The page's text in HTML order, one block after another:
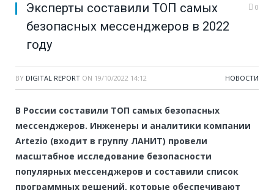
Эксперты составили ТОП самых
безопасных мессенджеров в 2022
году
0
BY DIGITAL REPORT ON 19/10/2022 14:12 НОВОСТИ
В России составили ТОП самых безопасных
мессенджеров. Инженеры и аналитики компании
Artezio (входит в группу ЛАНИТ) провели
масштабное исследование безопасности
популярных мессенджеров и составили список
программных решений, которые обеспечивают